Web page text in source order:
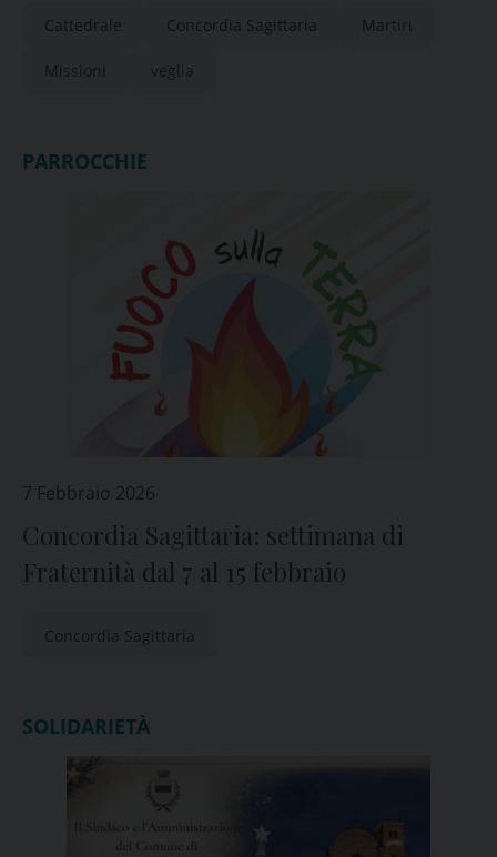
Cattedrale Concordia Sagittaria Martiri
Missioni veglia
PARROCCHIE
7 Febbraio 2026
Concordia Sagittaria: settimana di
Fraternità dal 7 al 15 febbraio
Concordia Sagittaria
SOLIDARIETÀ